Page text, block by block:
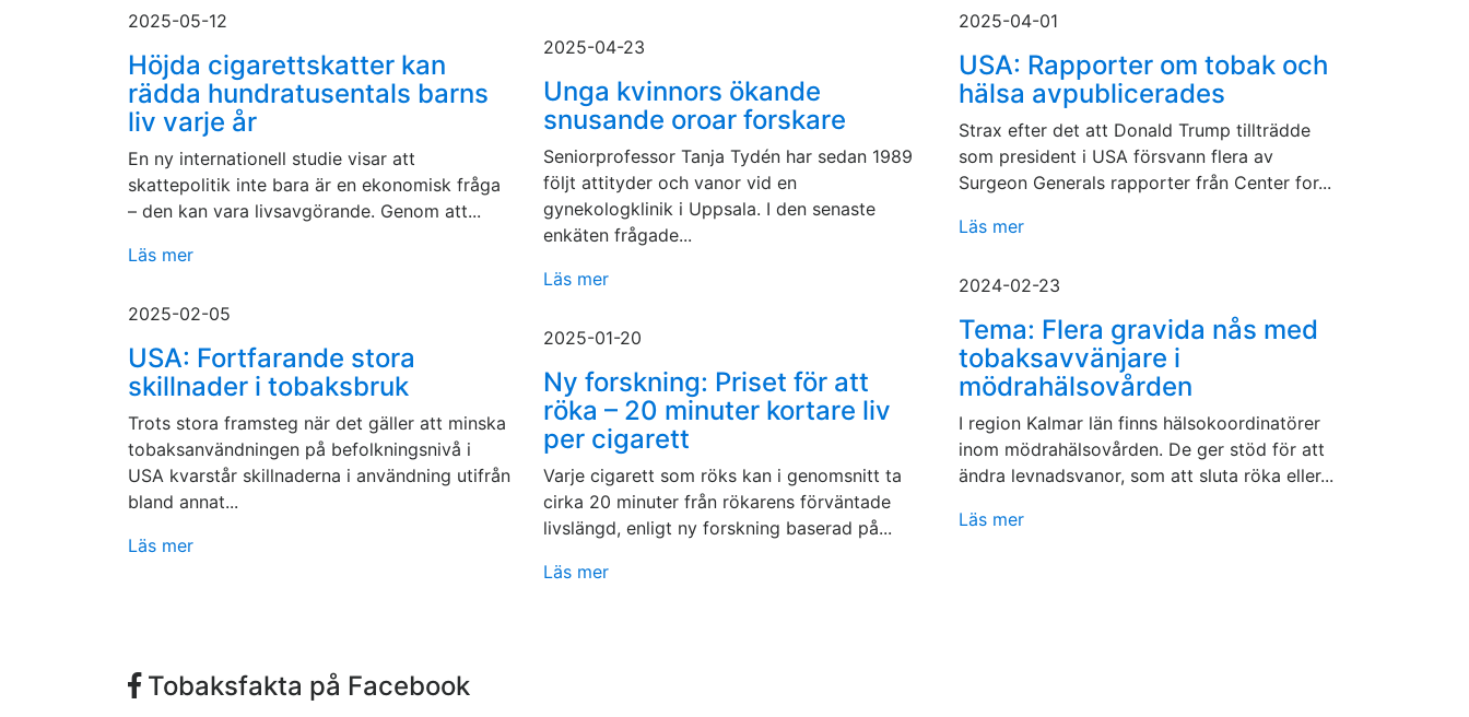
2025-05-12
Höjda cigarettskatter kan
rädda hundratusentals barns
liv varje år
En ny internationell studie visar att
skattepolitik inte bara är en ekonomisk fråga
– den kan vara livsavgörande. Genom att...
Läs mer
2025-04-23
Unga kvinnors ökande
snusande oroar forskare
Seniorprofessor Tanja Tydén har sedan 1989
följt attityder och vanor vid en
gynekologklinik i Uppsala. I den senaste
enkäten frågade...
Läs mer
2025-04-01
USA: Rapporter om tobak och
hälsa avpublicerades
Strax efter det att Donald Trump tillträdde
som president i USA försvann flera av
Surgeon Generals rapporter från Center for...
Läs mer
2025-02-05
USA: Fortfarande stora
skillnader i tobaksbruk
Trots stora framsteg när det gäller att minska
tobaksanvändningen på befolkningsnivå i
USA kvarstår skillnaderna i användning utifrån
bland annat...
Läs mer
2025-01-20
Ny forskning: Priset för att
röka – 20 minuter kortare liv
per cigarett
Varje cigarett som röks kan i genomsnitt ta
cirka 20 minuter från rökarens förväntade
livslängd, enligt ny forskning baserad på...
Läs mer
2024-02-23
Tema: Flera gravida nås med
tobaksavvänjare i
mödrahälsovården
I region Kalmar län finns hälsokoordinatörer
inom mödrahälsovården. De ger stöd för att
ändra levnadsvanor, som att sluta röka eller...
Läs mer
Tobaksfakta på Facebook